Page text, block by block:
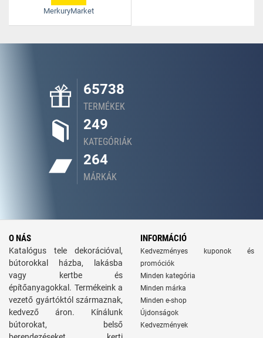
MerkuryMarket
65738
TERMÉKEK
249
KATEGÓRIÁK
264
MÁRKÁK
O NÁS
Katalógus tele dekorációval,
bútorokkal házba, lakásba
vagy kertbe és
építőanyagokkal. Termékeink a
vezető gyártóktól származnak,
kedvező áron. Kínálunk
bútorokat, belső
INFORMÁCIÓ
Kedvezményes kuponok és
promóciók
Minden kategória
Minden márka
Minden e-shop
Újdonságok
Kedvezmények